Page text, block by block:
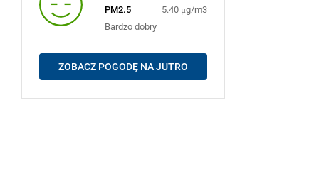
PM2.5
5.40 μg/m3
Bardzo dobry
ZOBACZ POGODĘ NA JUTRO